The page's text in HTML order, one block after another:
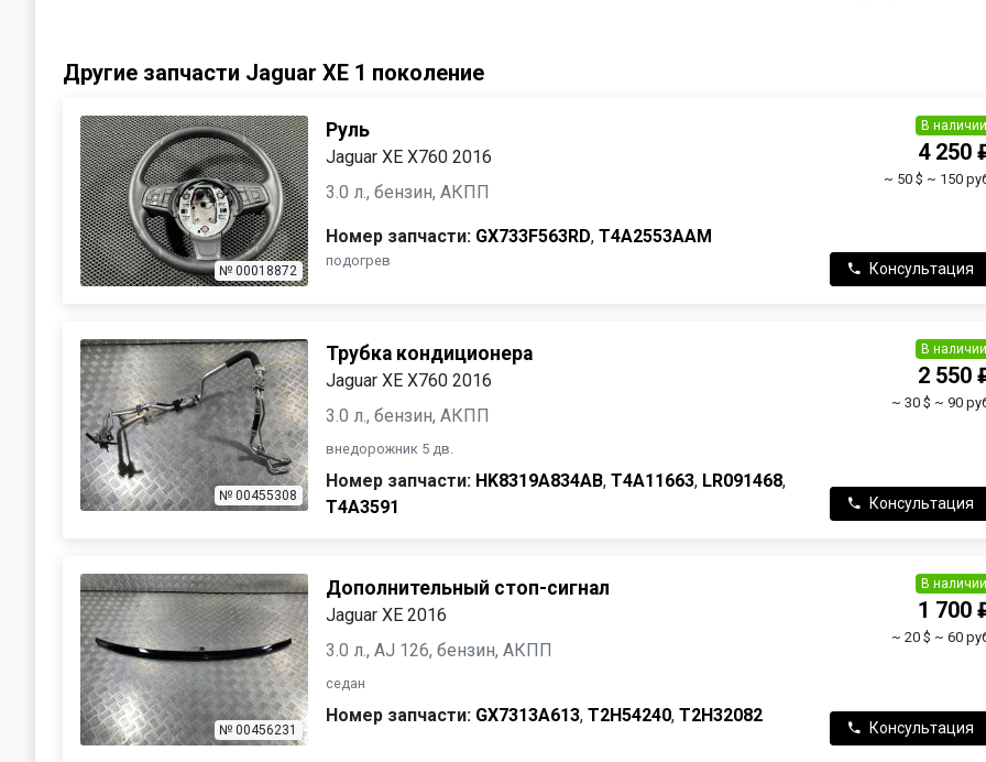
Другие запчасти Jaguar XE 1 поколение
№ 00018872
Руль
Jaguar XE X760 2016
3.0 л., бензин, АКПП
Номер запчасти: GX733F563RD,T4A2553AAM
подогрев
В наличии
4 250
~ 50 $ ~ 150
Консультация
№ 00455308
Трубка кондиционера
Jaguar XE X760 2016
3.0 л., бензин, АКПП
внедорожник 5 дв.
Номер запчасти: HK8319A834AB,T4A11663, LR091468,
T4A3591
В наличии
2 550
~ 30 $ ~ 90
Консультация
№ 00456231
Дополнительный стоп-сигнал
Jaguar XE 2016
3.0 л., AJ 126, бензин, АКПП
седан
Номер запчасти: GX7313A613,T2H54240,T2H32082
В наличии
1 700
~ 20 $ ~ 60
Консультация